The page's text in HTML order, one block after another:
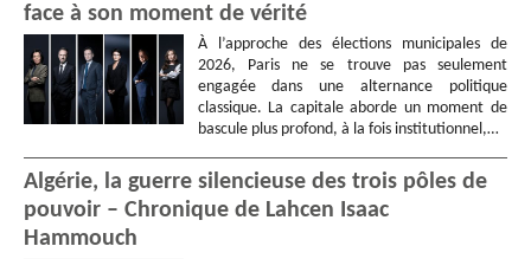
face à son moment de vérité
À l’approche des élections municipales de
2026, Paris ne se trouve pas seulement
engagée dans une alternance politique
classique. La capitale aborde un moment de
bascule plus profond, à la fois institutionnel,…
Algérie, la guerre silencieuse des trois pôles de
pouvoir – Chronique de Lahcen Isaac
Hammouch